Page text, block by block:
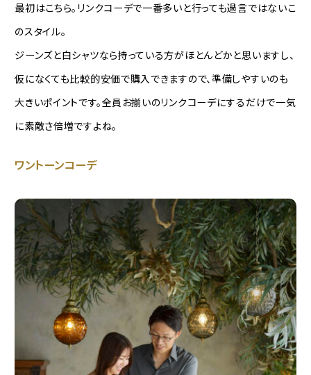
最初はこちら。リンクコーデで一番多いと行っても過言ではないこ
のスタイル。
ジーンズと白シャツなら持っている方がほとんどかと思いますし、
仮になくても比較的安価で購入できますので、準備しやすいのも
大きいポイントです。全員お揃いのリンクコーデにするだけで一気
に素敵さ倍増ですよね。
ワントーンコーデ